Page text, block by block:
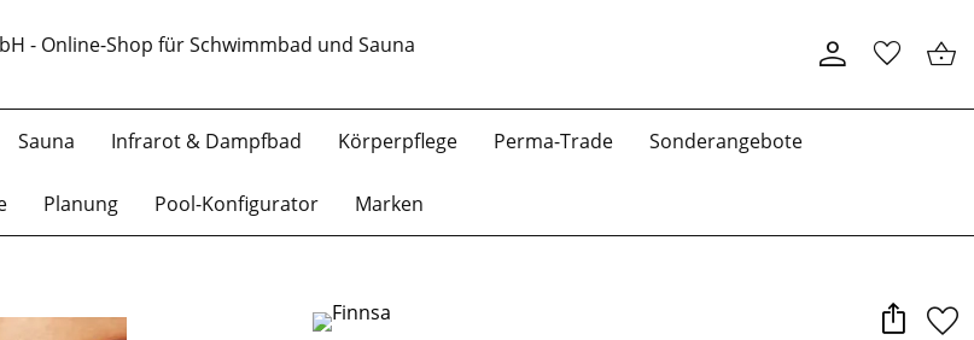
Sauna Infrarot & Dampfbad Körperpflege Perma-Trade Sonderangebote
Planung Pool-Konfigurator Marken